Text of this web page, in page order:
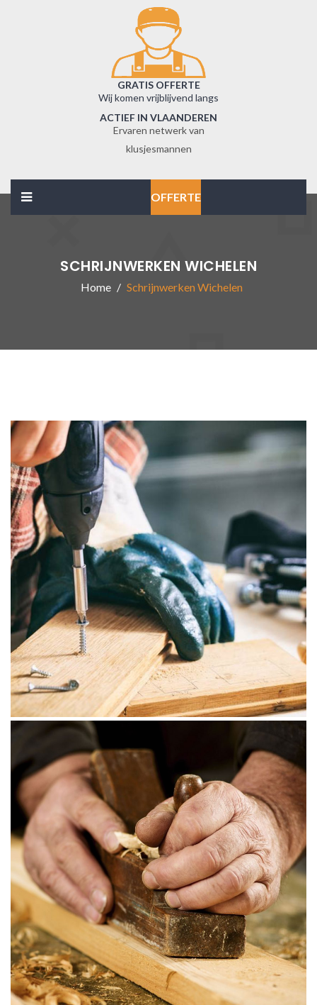
GRATIS OFFERTE
Wij komen vrijblijvend langs
ACTIEF IN VLAANDEREN
Ervaren netwerk van
klusjesmannen
OFFERTE
SCHRIJNWERKEN WICHELEN
Home Schrijnwerken Wichelen